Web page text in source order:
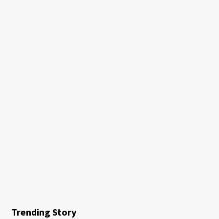
Trending Story